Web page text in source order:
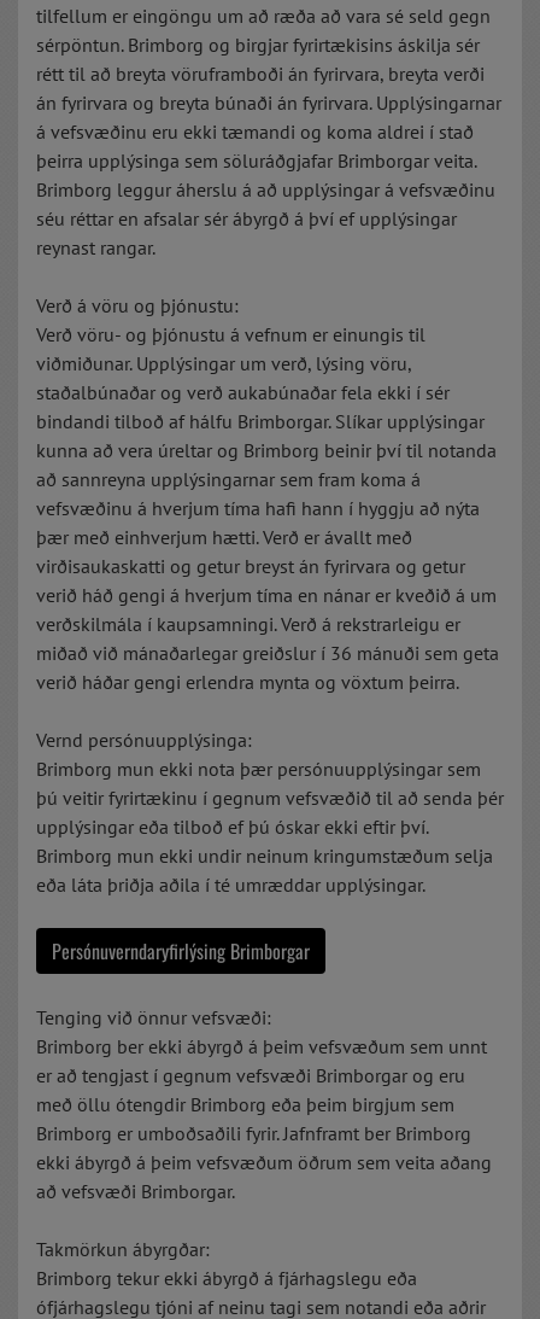
tilfellum er eingöngu um að ræða að vara sé seld gegn
sérpöntun. Brimborg og birgjar fyrirtækisins áskilja sér
rétt til að breyta vöruframboði án fyrirvara, breyta verði
án fyrirvara og breyta búnaði án fyrirvara. Upplýsingarnar
á vefsvæðinu eru ekki tæmandi og koma aldrei í stað
þeirra upplýsinga sem söluráðgjafar Brimborgar veita.
Brimborg leggur áherslu á að upplýsingar á vefsvæðinu
séu réttar en afsalar sér ábyrgð á því ef upplýsingar
reynast rangar.
Verð á vöru og þjónustu:
Verð vöru- og þjónustu á vefnum er einungis til
viðmiðunar. Upplýsingar um verð, lýsing vöru,
staðalbúnaðar og verð aukabúnaðar fela ekki í sér
bindandi tilboð af hálfu Brimborgar. Slíkar upplýsingar
kunna að vera úreltar og Brimborg beinir því til notanda
að sannreyna upplýsingarnar sem fram koma á
vefsvæðinu á hverjum tíma hafi hann í hyggju að nýta
þær með einhverjum hætti. Verð er ávallt með
virðisaukaskatti og getur breyst án fyrirvara og getur
verið háð gengi á hverjum tíma en nánar er kveðið á um
verðskilmála í kaupsamningi. Verð á rekstrarleigu er
miðað við mánaðarlegar greiðslur í 36 mánuði sem geta
verið háðar gengi erlendra mynta og vöxtum þeirra.
Vernd persónuupplýsinga:
Brimborg mun ekki nota þær persónuupplýsingar sem
þú veitir fyrirtækinu í gegnum vefsvæðið til að senda þér
upplýsingar eða tilboð ef þú óskar ekki eftir því.
Brimborg mun ekki undir neinum kringumstæðum selja
eða láta þriðja aðila í té umræddar upplýsingar.
Persónuverndaryfirlýsing Brimborgar
Tenging við önnur vefsvæði:
Brimborg ber ekki ábyrgð á þeim vefsvæðum sem unnt
er að tengjast í gegnum vefsvæði Brimborgar og eru
með öllu ótengdir Brimborg eða þeim birgjum sem
Brimborg er umboðsaðili fyrir. Jafnframt ber Brimborg
ekki ábyrgð á þeim vefsvæðum öðrum sem veita aðang
að vefsvæði Brimborgar.
Takmörkun ábyrgðar:
Brimborg tekur ekki ábyrgð á fjárhagslegu eða
ófjárhagslegu tjóni af neinu tagi sem notandi eða aðrir